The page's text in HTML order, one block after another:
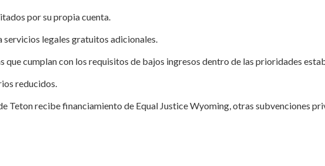
por su propia cuenta.
legales gratuitos adicionales.
cumplan con los requisitos de bajos ingresos dentro de las prioridades
reducidos.
Teton recibe financiamiento de Equal Justice Wyoming, otras subvenciones